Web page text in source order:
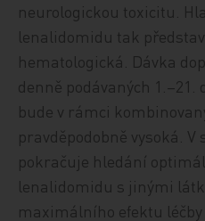
neurologickou toxicitu.
lenalidomidu tak
hematologická. Dávka
denně podávaných 1.–21.
bude v rámci
pravděpodobně vysoká. V
pokračuje hledání
lenalidomidu s jinými
maximálního efektu